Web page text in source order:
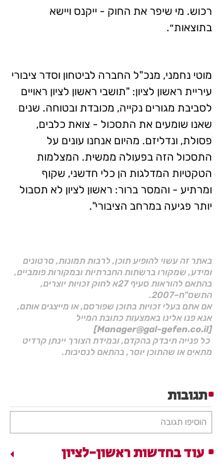
רכוש. מי שיפר את החוק - ייקנס ויישא
בתוצאות״.
מוטי נחמני, מנכ"ל החברה לביטחון וסדר ציבורי
עיריית ראשון לציון: "תושבי ראשון לציון ראויים
לסביבת מגורים נקייה, מכובדת ובטוחה. שנים
שאנו שומעים את התסכול - צואת כלבים,
פסולת, ונדליזם. מהיום אנחנו עונים על
התסכול הזה בפעולה ממשית. המצלמות
הטקטיות המדלגות הן כלי חדשני, שקוף
ומרתיע - והמסר ברור: ראשון לציון לא תסבול
יותר פגיעה במרחב הציבורי".
באתר זה עשוי להופיע תוכן, לרבות תמונות, סרטונים
ומידע, שמקורו ברשתות החברתיות ובמקורות פומביים,
בהתאם להוראות סעיף 27א לחוק זכויות יוצרים,
התשס"ח–2007.
אם אתם בעלי זכויות בתוכן שפורסם, או מייצגים אותם,
אנא פנו אלינו באמצעות כתובת המייל
[Manager@gal-gefen.co.il]
כל פנייה תיבדק בהקדם, ובמידת הצורך יינתן קרדיט
מתאים או שהתוכן יוסר, בהתאם לנסיבות.
תגובות
הוסיפו תגובה
עוד בחדשות ראשון-לציון